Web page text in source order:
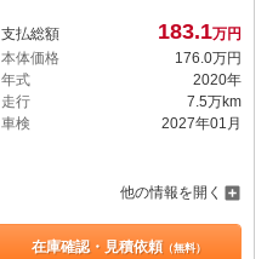
支払総額 183.1万円
本体価格
176.0万円
年式
2020年
走行
7.5万km
車検
2027年01月
他の情報を開く
在庫確認・見積依頼（無料）